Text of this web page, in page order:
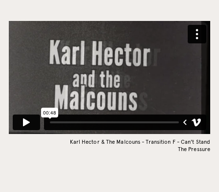
Karl Hector & The Malcouns - Transition F - Can't Stand
The Pressure